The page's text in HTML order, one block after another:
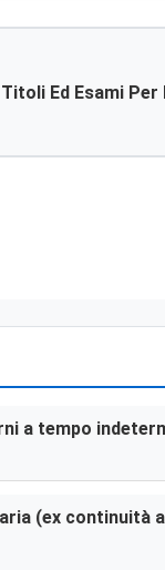
Ed Esami
a tempo
(ex continuità